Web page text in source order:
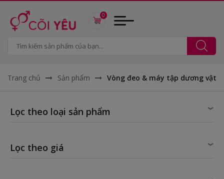
0
Trang chủ Sản phẩm Vòng đeo & máy tập dương vật
Lọc theo loại sản phẩm
Lọc theo giá